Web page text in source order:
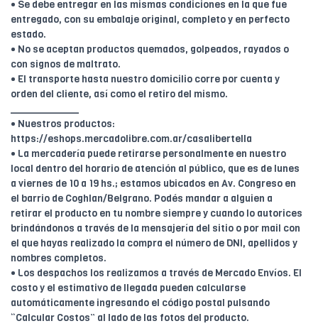
• Se debe entregar en las mismas condiciones en la que fue
entregado, con su embalaje original, completo y en perfecto
estado.
• No se aceptan productos quemados, golpeados, rayados o
con signos de maltrato.
• El transporte hasta nuestro domicilio corre por cuenta y
orden del cliente, así como el retiro del mismo.
____________
• Nuestros productos:
https://eshops.mercadolibre.com.ar/casalibertella
• La mercadería puede retirarse personalmente en nuestro
local dentro del horario de atención al público, que es de lunes
a viernes de 10 a 19 hs.; estamos ubicados en Av. Congreso en
el barrio de Coghlan/Belgrano. Podés mandar a alguien a
retirar el producto en tu nombre siempre y cuando lo autorices
brindándonos a través de la mensajería del sitio o por mail con
el que hayas realizado la compra el número de DNI, apellidos y
nombres completos.
• Los despachos los realizamos a través de Mercado Envíos. El
costo y el estimativo de llegada pueden calcularse
automáticamente ingresando el código postal pulsando
“Calcular Costos” al lado de las fotos del producto.